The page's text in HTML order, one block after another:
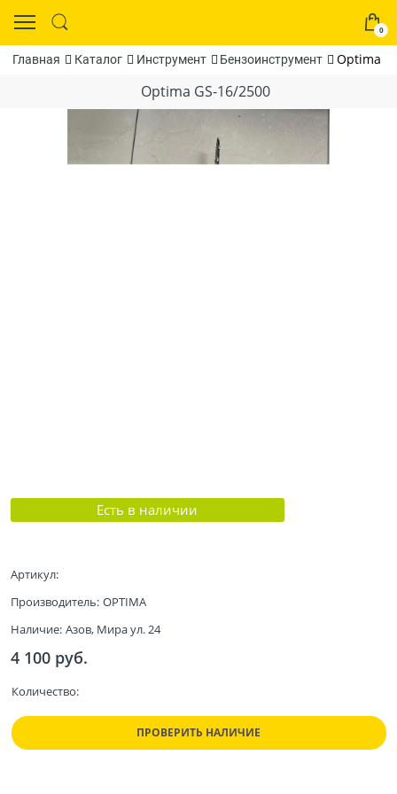
0
Главная Каталог Инструмент Бензоинструмент Optima
Optima GS-16/2500
Есть в наличии
Артикул:
Производитель: OPTIMA
Наличие: Азов, Мира ул. 24
4 100 руб.
Количество:
ПРОВЕРИТЬ НАЛИЧИЕ